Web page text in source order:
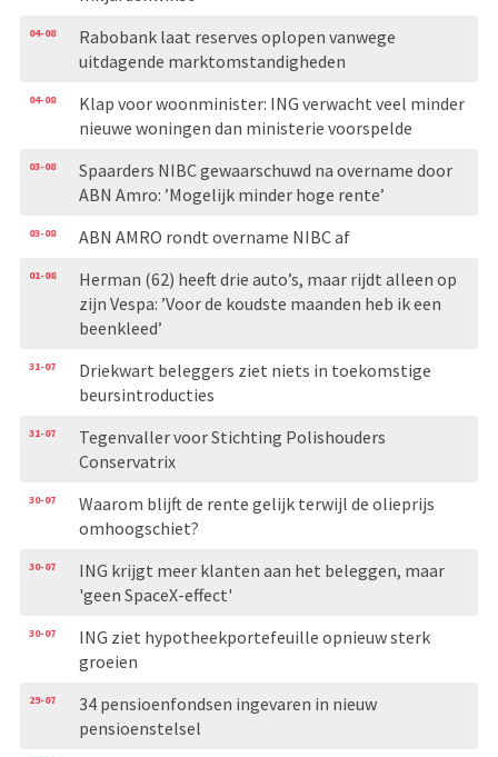
04-08
Rabobank laat reserves oplopen vanwege
uitdagende marktomstandigheden
04-08
Klap voor woonminister: ING verwacht veel minder
nieuwe woningen dan ministerie voorspelde
03-08
Spaarders NIBC gewaarschuwd na overname door
ABN Amro: ’Mogelijk minder hoge rente’
03-08 ABN AMRO rondt overname NIBC af
01-08
Herman (62) heeft drie auto’s, maar rijdt alleen op
zijn Vespa: ’Voor de koudste maanden heb ik een
beenkleed’
31-07
Driekwart beleggers ziet niets in toekomstige
beursintroducties
31-07
Tegenvaller voor Stichting Polishouders
Conservatrix
30-07
Waarom blijft de rente gelijk terwijl de olieprijs
omhoogschiet?
30-07
ING krijgt meer klanten aan het beleggen, maar
'geen SpaceX-effect'
30-07
ING ziet hypotheekportefeuille opnieuw sterk
groeien
29-07
34 pensioenfondsen ingevaren in nieuw
pensioenstelsel